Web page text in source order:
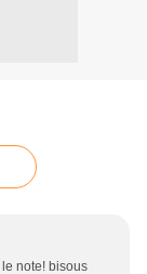
note! bisous